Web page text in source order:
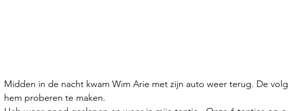
Midden in de nacht kwam Wim Arie met zijn auto weer terug. De
hem proberen te maken.